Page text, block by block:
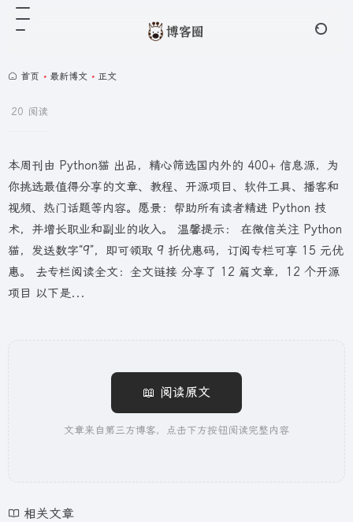
首页 • 最新博文 • 正文
20 阅读
本周刊由 Python猫 出品，精心筛选国内外的 400+ 信息源，为
你挑选最值得分享的文章、教程、开源项目、软件工具、播客和
视频、热门话题等内容。愿景：帮助所有读者精进 Python 技
术，并增长职业和副业的收入。 温馨提示： 在微信关注 Python
猫，发送数字“9”，即可领取 9 折优惠码，订阅专栏可享 15 元优
惠。 去专栏阅读全文：全文链接 分享了 12 篇文章，12 个开源
项目 以下是...
📖 阅读原文
文章来自第三方博客，点击下方按钮阅读完整内容
相关文章